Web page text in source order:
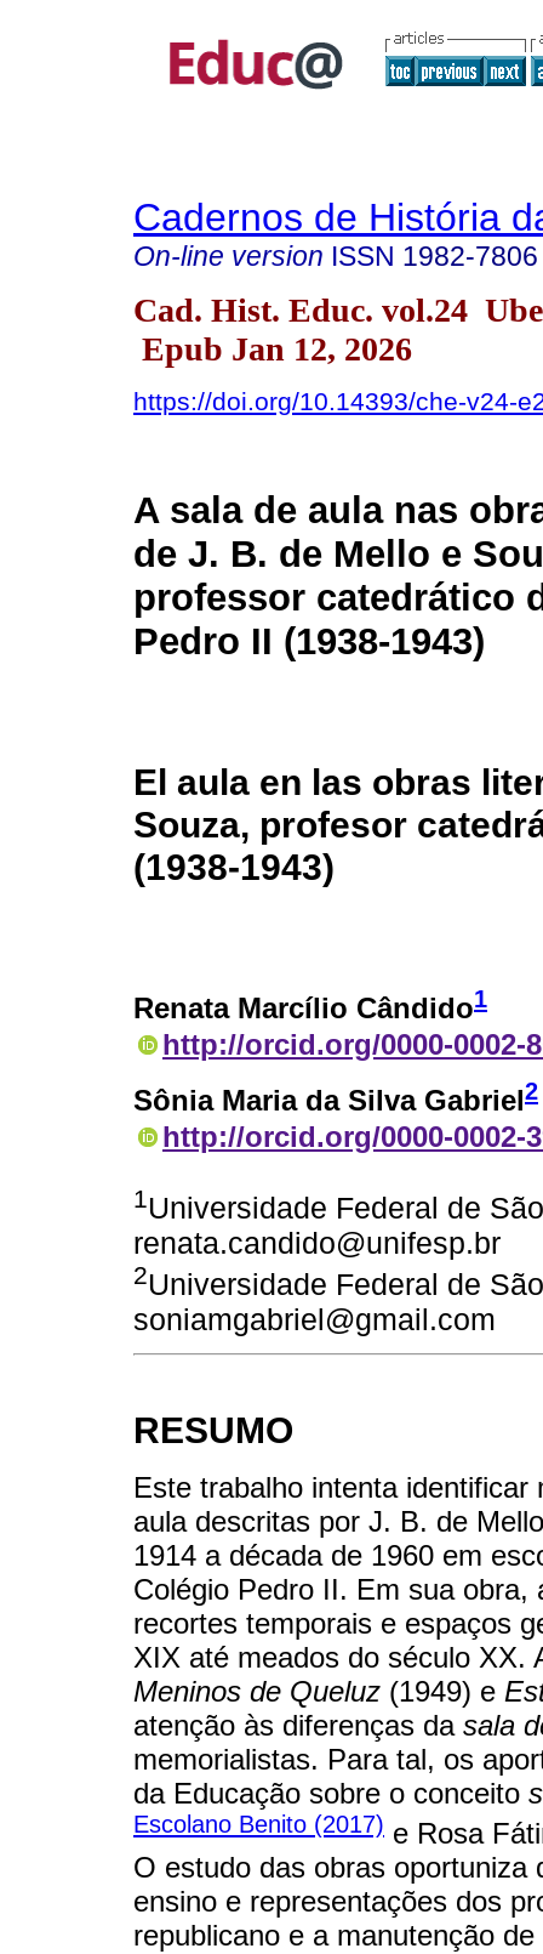
Cadernos de História
On-line version ISSN 1982-7806
Cad. Hist. Educ. vol.24
Epub Jan 12, 2026
https://doi.org/10.14393/che-v24-
A sala de aula nas
de J. B. de Mello e
professor catedrático
Pedro II (1938-1943)
El aula en las obras
Souza, profesor
(1938-1943)
Renata Marcílio Cândido1
http://orcid.org/0000-0002-
Sônia Maria da Silva Gabriel2
http://orcid.org/0000-0002-
1 Universidade Federal de
renata.candido@unifesp.br
2Universidade Federal de
soniamgabriel@gmail.com
RESUMO
Este trabalho intenta
aula descritas por J. B. de
1914 a década de 1960 em
Colégio Pedro II. Em sua obra,
recortes temporais e espaços
XIX até meados do século XX.
Meninos de Queluz (1949) e
atenção às diferenças da sala
memorialistas. Para tal, os
da Educação sobre o conceito
Escolano Benito (2017) e Rosa
O estudo das obras
ensino e representações dos
republicano e a manutenção